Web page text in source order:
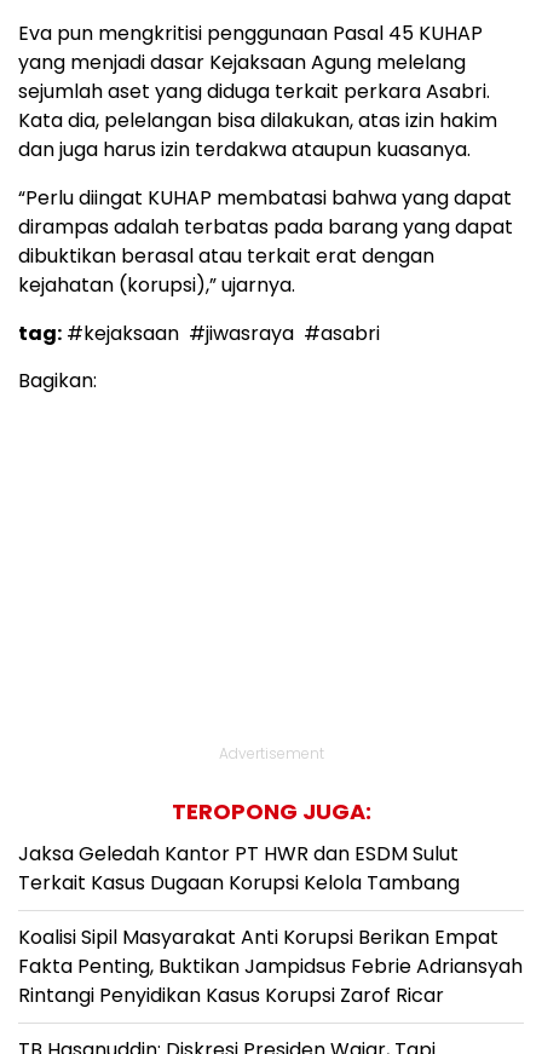
Eva pun mengkritisi penggunaan Pasal 45 KUHAP
yang menjadi dasar Kejaksaan Agung melelang
sejumlah aset yang diduga terkait perkara Asabri.
Kata dia, pelelangan bisa dilakukan, atas izin hakim
dan juga harus izin terdakwa ataupun kuasanya.
“Perlu diingat KUHAP membatasi bahwa yang dapat
dirampas adalah terbatas pada barang yang dapat
dibuktikan berasal atau terkait erat dengan
kejahatan (korupsi),” ujarnya.
tag: #kejaksaan #jiwasraya #asabri
Bagikan:
Advertisement
TEROPONG JUGA:
Jaksa Geledah Kantor PT HWR dan ESDM Sulut
Terkait Kasus Dugaan Korupsi Kelola Tambang
Koalisi Sipil Masyarakat Anti Korupsi Berikan Empat
Fakta Penting, Buktikan Jampidsus Febrie Adriansyah
Rintangi Penyidikan Kasus Korupsi Zarof Ricar